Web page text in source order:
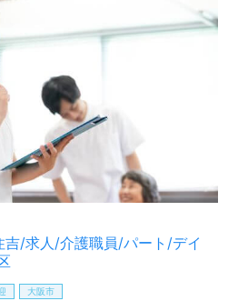
/求人/介護職員/パート/デイ
大阪市